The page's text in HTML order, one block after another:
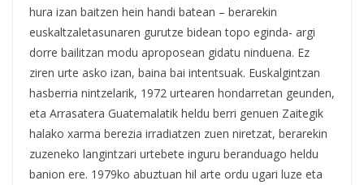
hura izan baitzen hein handi batean – berarekin
euskaltzaletasunaren gurutze bidean topo eginda- argi
dorre bailitzan modu aproposean gidatu ninduena. Ez
ziren urte asko izan, baina bai intentsuak. Euskalgintzan
hasberria nintzelarik, 1972 urtearen hondarretan geunden,
eta Arrasatera Guatemalatik heldu berri genuen Zaitegik
halako xarma berezia irradiatzen zuen niretzat, berarekin
zuzeneko langintzari urtebete inguru beranduago heldu
banion ere. 1979ko abuztuan hil arte ordu ugari luze eta